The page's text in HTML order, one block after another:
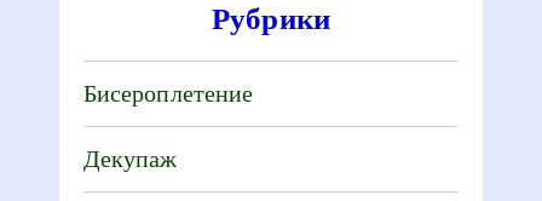
Рубрики
Бисероплетение
Декупаж